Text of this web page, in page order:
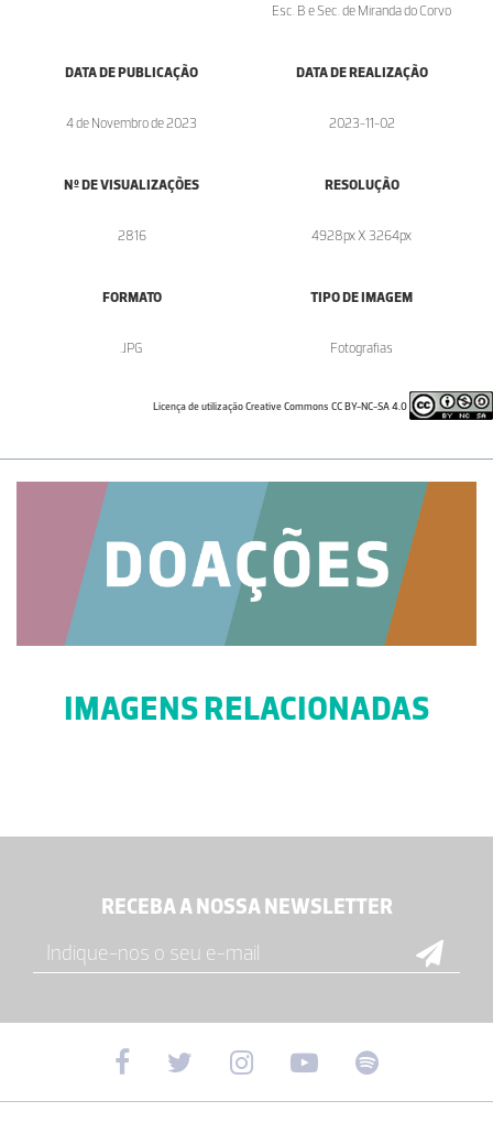
Esc. B e Sec. de Miranda do Corvo
DATA DE PUBLICAÇÃO
4 de Novembro de 2023
DATA DE REALIZAÇÃO
2023-11-02
Nº DE VISUALIZAÇÕES
2816
RESOLUÇÃO
4928px X 3264px
FORMATO
.JPG
TIPO DE IMAGEM
Fotografias
Licença de utilização Creative Commons CC BY-NC-SA 4.0
IMAGENS RELACIONADAS
RECEBA A NOSSA NEWSLETTER